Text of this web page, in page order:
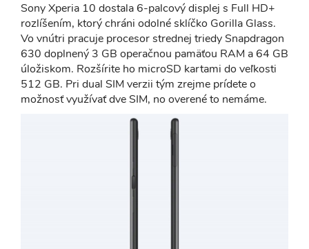
Sony Xperia 10 dostala 6-palcový displej s Full HD+
rozlíšením, ktorý chráni odolné sklíčko Gorilla Glass.
Vo vnútri pracuje procesor strednej triedy Snapdragon
630 doplnený 3 GB operačnou pamäťou RAM a 64 GB
úložiskom. Rozšírite ho microSD kartami do veľkosti
512 GB. Pri dual SIM verzii tým zrejme prídete o
možnosť využívať dve SIM, no overené to nemáme.